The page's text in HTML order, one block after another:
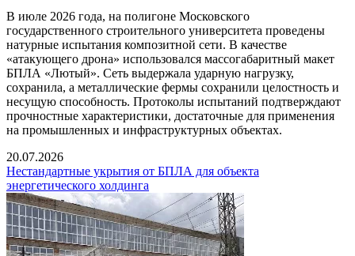
В июле 2026 года, на полигоне Московского
государственного строительного университета проведены
натурные испытания композитной сети. В качестве
«атакующего дрона» использовался массогабаритный макет
БПЛА «Лютый». Сеть выдержала ударную нагрузку,
сохранила, а металлические фермы сохранили целостность и
несущую способность. Протоколы испытаний подтверждают
прочностные характеристики, достаточные для применения
на промышленных и инфраструктурных объектах.
20.07.2026
Нестандартные укрытия от БПЛА для объекта
энергетического холдинга